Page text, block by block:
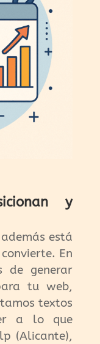
y
está
En
de generar
tu web,
textos
a lo que
(Alicante),